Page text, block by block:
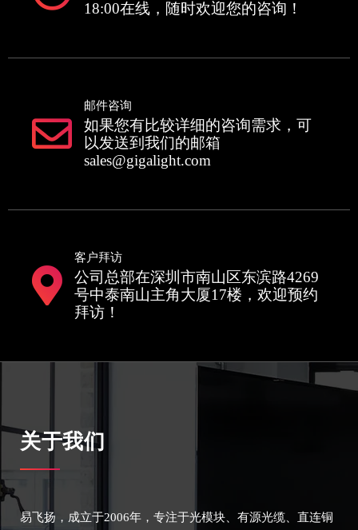
18:00在线，随时欢迎您的咨询！
邮件咨询
如果您有比较详细的咨询需求，可
以发送到我们的邮箱
sales@gigalight.com
客户拜访
公司总部在深圳市南山区东滨路4269
号中泰南山主角大厦17楼，欢迎预约
拜访！
关于我们
易飞扬，成立于2006年，专注于光模块、有源光缆、直连铜